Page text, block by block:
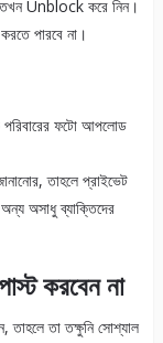
তখন Unblock করে নিন।
পারবে না।
পরিবারের ফটো আপলোড
তাহলে প্রাইভেট
অসাধু ব্যাক্তিদের
করবেন না
তাহলে তা তক্ষুনি সোশ্যাল